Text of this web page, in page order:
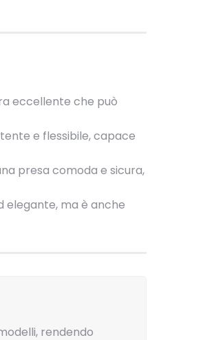
eccellente che può
e flessibile, capace
presa comoda e sicura,
elegante, ma è anche
rendendo